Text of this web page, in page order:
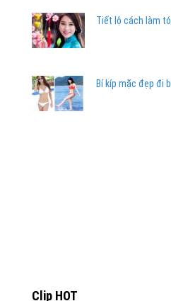
Tiết lộ cách làm
Bí kíp mặc đẹp đi
Clip HOT